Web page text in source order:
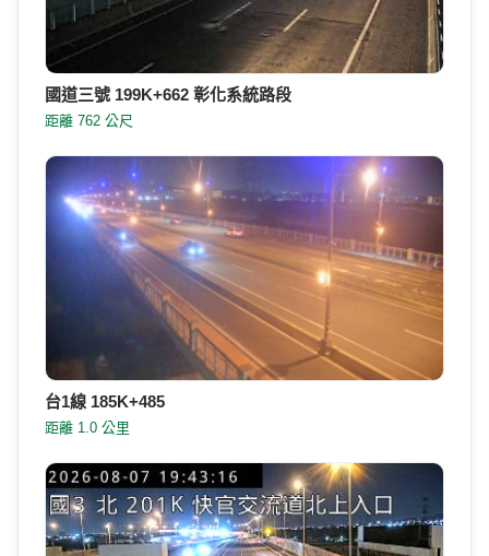
國道三號 199K+662 彰化系統路段
距離 762 公尺
台1線 185K+485
距離 1.0 公里